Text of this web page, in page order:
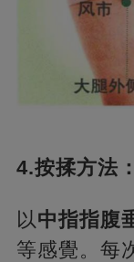
4.按揉方法：
以中指指腹
等感覺。每